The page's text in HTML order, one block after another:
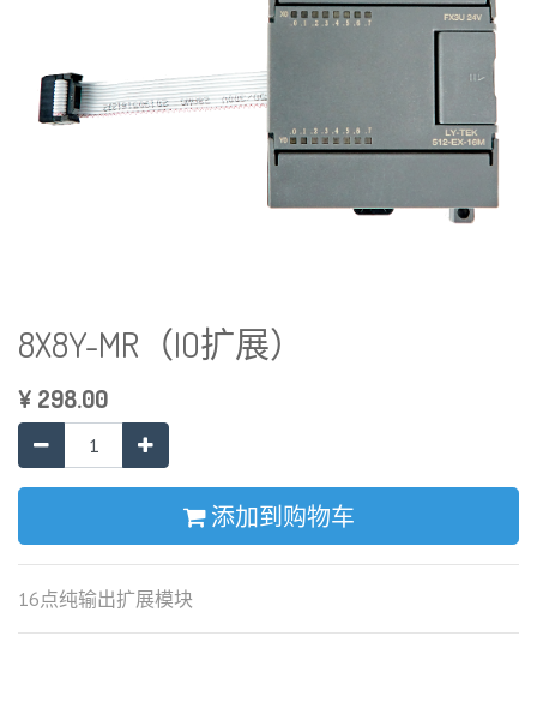
8X8Y-MR（IO扩展）
¥ 298.00
添加到购物车
16点纯输出扩展模块